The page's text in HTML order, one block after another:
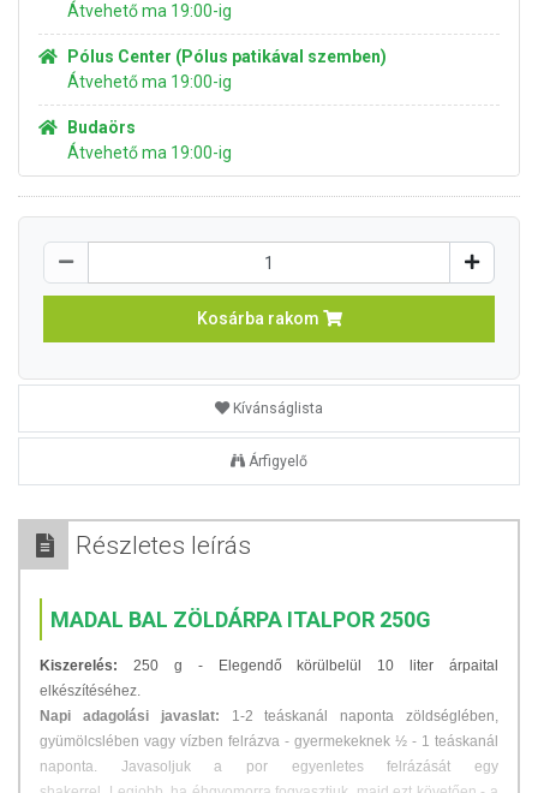
Átvehető ma 19:00-ig
Pólus Center (Pólus patikával szemben)
Átvehető ma 19:00-ig
Budaörs
Átvehető ma 19:00-ig
Kosárba rakom
Kívánságlista
Árfigyelő
Részletes leírás
MADAL BAL ZÖLDÁRPA ITALPOR 250G
Kiszerelés: 250 g - Elegendő körülbelül 10 liter árpaital
elkészítéséhez.
Napi adagolási javaslat:
1-2 teáskanál naponta zöldséglében,
gyümölcslében vagy vízben felrázva - gyermekeknek ½ - 1 teáskanál
naponta.
Javasoljuk a por egyenletes felrázását egy